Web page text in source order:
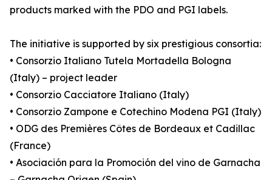
products marked with the PDO and PGI labels.
The initiative is supported by six prestigious consortia:
• Consorzio Italiano Tutela Mortadella Bologna
(Italy) – project leader
• Consorzio Cacciatore Italiano (Italy)
• Consorzio Zampone e Cotechino Modena PGI (Italy)
• ODG des Premières Côtes de Bordeaux et Cadillac
(France)
• Asociación para la Promoción del vino de Garnacha